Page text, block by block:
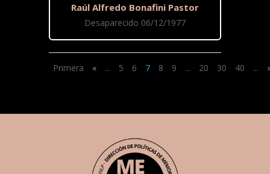
Raúl Alfredo Bonafini Pastor
Desaparecido 06/12/1977
Primera « ... 5 6 7 8 9 ... 20 30 40 ...